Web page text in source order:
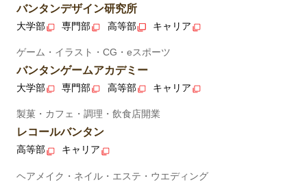
バンタンデザイン研究所
大学部 専門部 高等部 キャリア
ゲーム・イラスト・CG・eスポーツ
バンタンゲームアカデミー
大学部 専門部 高等部 キャリア
製菓・カフェ・調理・飲食店開業
レコールバンタン
高等部 キャリア
ヘアメイク・ネイル・エステ・ウエディング